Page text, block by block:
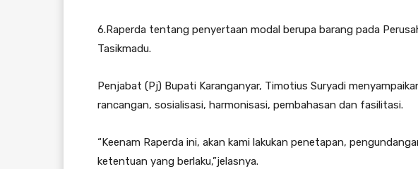
6.Raperda tentang penyertaan modal berupa barang pada
Tasikmadu.
Penjabat (Pj) Bupati Karanganyar, Timotius Suryadi
rancangan, sosialisasi, harmonisasi, pembahasan dan fasilitasi.
“Keenam Raperda ini, akan kami lakukan penetapan,
ketentuan yang berlaku,”jelasnya.